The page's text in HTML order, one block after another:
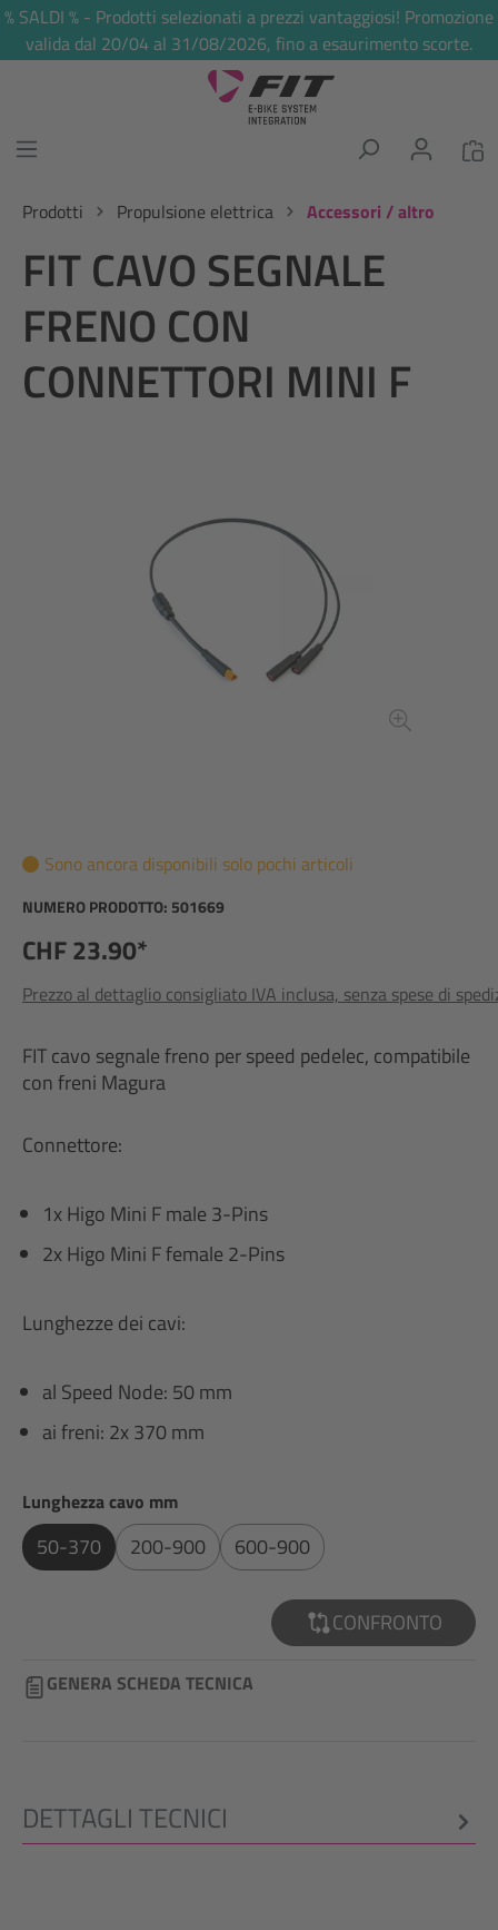
principale
% SALDI % - Prodotti selezionati a prezzi vantaggiosi! Promozione
valida dal 20/04 al 31/08/2026, fino a esaurimento scorte.
Prodotti Propulsione elettrica Accessori / altro
FIT CAVO SEGNALE
FRENO CON
CONNETTORI MINI F
Sono ancora disponibili solo pochi articoli
NUMERO PRODOTTO: 501669
CHF 23.90*
Prezzo al dettaglio consigliato IVA inclusa, senza spese di
FIT cavo segnale freno per speed pedelec, compatibile
con freni Magura
Connettore:
1x Higo Mini F male 3-Pins
2x Higo Mini F female 2-Pins
Lunghezze dei cavi:
al Speed Node: 50 mm
ai freni: 2x 370 mm
Seleziona
Lunghezza cavo mm
50-370 200-900 600-900
CONFRONTO
GENERA SCHEDA TECNICA
DETTAGLI TECNICI